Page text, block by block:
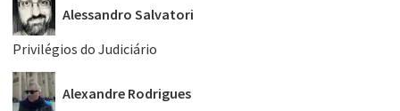
Alessandro Salvatori
Privilégios do Judiciário
Alexandre Rodrigues